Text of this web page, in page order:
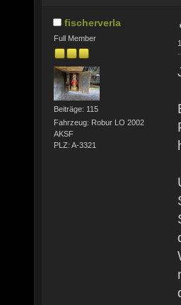
fischerverla
Full Member
Beiträge: 115
Fahrzeug: Robur LO 2002
AKSF
PLZ: A-3321